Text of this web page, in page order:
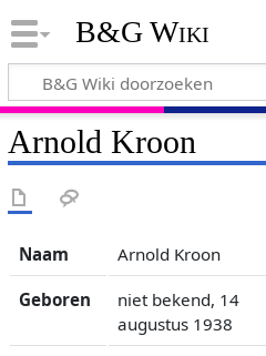
B&G Wiki
Arnold Kroon
Naam Arnold Kroon
Geboren
niet bekend, 14
augustus 1938